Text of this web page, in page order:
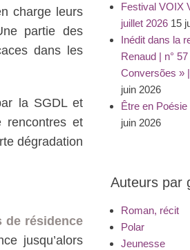
charge leurs
partie des
dans les
la SGDL et
rencontres et
dégradation
de résidence
jusqu’alors
Festival VOIX
juillet 2026 15
Inédit dans la
Renaud | n°
Conversões »
juin 2026
Être en
juin 2026
Auteurs par
Roman, récit
Polar
Jeunesse